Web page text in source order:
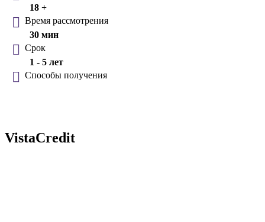
18 +
Время рассмотрения
30 мин
Срок
1 - 5 лет
Способы получения
VistaCredit